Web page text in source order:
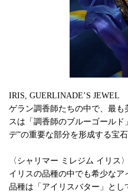
IRIS, GUERLINADE’S JEWEL
ゲラン調香師たちの中で、最も
スは「調香師のブルーゴール
デ”の重要な部分を形成する宝石
〈シャリマー ミレジム イリス
イリスの品種の中でも希少な
品種は「アイリスバター」とし